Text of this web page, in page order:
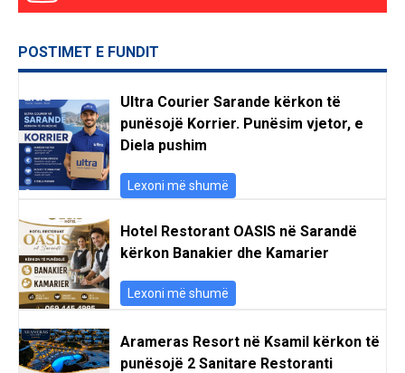
POSTIMET E FUNDIT
Ultra Courier Sarande kërkon të
punësojë Korrier. Punësim vjetor, e
Diela pushim
Lexoni më shumë
Hotel Restorant OASIS në Sarandë
kërkon Banakier dhe Kamarier
Lexoni më shumë
Arameras Resort në Ksamil kërkon të
punësojë 2 Sanitare Restoranti